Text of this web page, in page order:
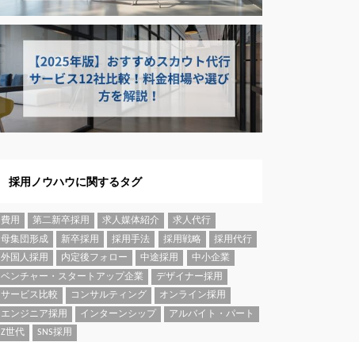
採用ノウハウに関するタグ
費用 第二新卒採用 求人媒体紹介
求人代行
母集団形成
新卒採用 採用手法 採用戦略
採用代行
外国人採用
内定後フォロー 中途採用
中小企業
ベンチャー・スタートアップ企業
デザイナー採用
サービス比較
コンサルティング
オンライン採用
エンジニア採用
インターンシップ
アルバイト・パート
Z世代
SNS採用